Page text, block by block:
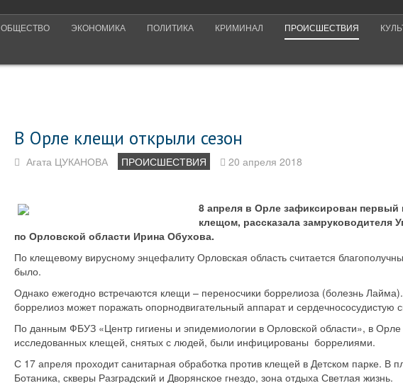
ОБЩЕСТВО ЭКОНОМИКА ПОЛИТИКА КРИМИНАЛ ПРОИСШЕСТВИЯ
В Орле клещи открыли сезон
Агата ЦУКАНОВА ПРОИСШЕСТВИЯ 20 апреля 2018
8 апреля в Орле зафиксирован первый
клещом, рассказала замруководителя
по Орловской области Ирина Обухова.
По клещевому вирусному энцефалиту Орловская область считается
было.
Однако ежегодно встречаются клещи – переносчики боррелиоза (болезнь
боррелиоз может поражать опорно­двигательный аппарат и сердечно­сосудистую
По данным ФБУЗ «Центр гигиены и эпидемиологии в Орловской области», в Орле
исследованных клещей, снятых с людей, были инфицированы боррелиями.
С 17 апреля проходит санитарная обработка против клещей в Детском парке. В
Ботаника, скверы Разградский и Дворянское гнездо, зона отдыха Светлая жизнь.